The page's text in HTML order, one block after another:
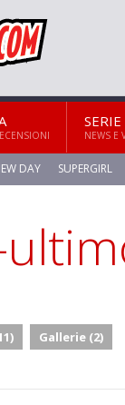
NEWS E
DAY SUPERGIRL
Gallerie (2)